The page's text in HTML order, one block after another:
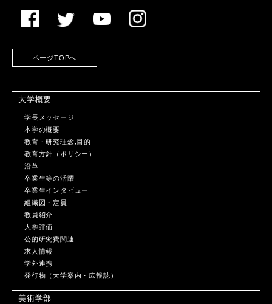
ページTOPへ
大学概要
学長メッセージ
本学の概要
教育・研究理念,目的
教育方針（ポリシー）
沿革
卒業生等の活躍
卒業生インタビュー
組織図・定員
教員紹介
大学評価
公的研究費関連
求人情報
学外連携
発行物（大学案内・広報誌）
美術学部